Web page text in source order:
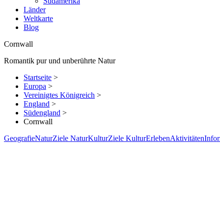
Länder
Weltkarte
Blog
Cornwall
Romantik pur und unberührte Natur
Startseite >
Europa >
Vereinigtes Königreich >
England >
Südengland >
Cornwall
GeografieNaturZiele NaturKulturZiele KulturErlebenAktivitäten